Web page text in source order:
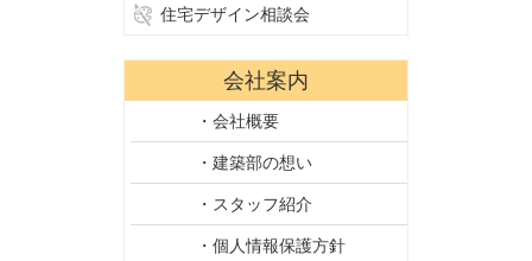
住宅デザイン相談会
会社案内
・会社概要
・建築部の想い
・スタッフ紹介
・個人情報保護方針